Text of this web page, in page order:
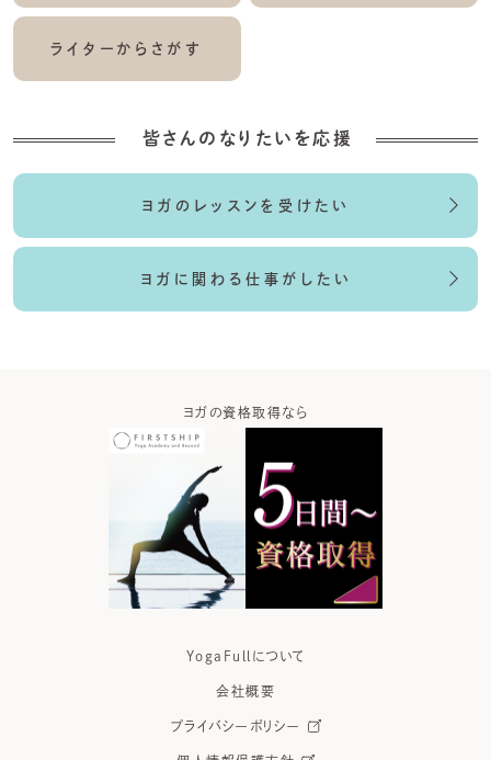
ライターからさがす
皆さんのなりたいを応援
ヨガのレッスンを受けたい
ヨガに関わる仕事がしたい
ヨガの資格取得なら
YogaFullについて
会社概要
プライバシーポリシー